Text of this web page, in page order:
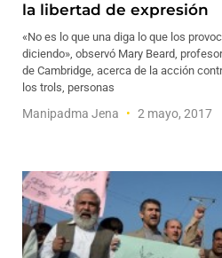
la libertad de expresión
«No es lo que una diga lo que los
diciendo», observó Mary Beard,
de Cambridge, acerca de la acción
los trols, personas
Manipadma Jena 2 mayo, 2017